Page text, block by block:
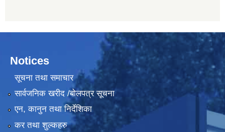
Notices
सूचना तथा समाचार
सार्वजनिक खरीद /बोलपत्र सूचना
एन, कानुन तथा निर्देशिका
कर तथा शुल्कहरु